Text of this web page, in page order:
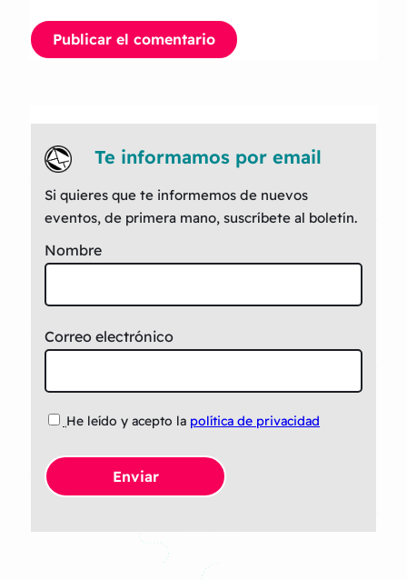
Te informamos por email
Si quieres que te informemos de nuevos
eventos, de primera mano, suscríbete al boletín.
Nombre
Correo electrónico
He leído y acepto la política de privacidad